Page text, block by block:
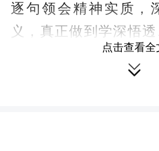
逐句领会精神实质，
义，真正做到学深悟
断提升全体干部职工
治领悟力、政治执行力。
点击查看全
